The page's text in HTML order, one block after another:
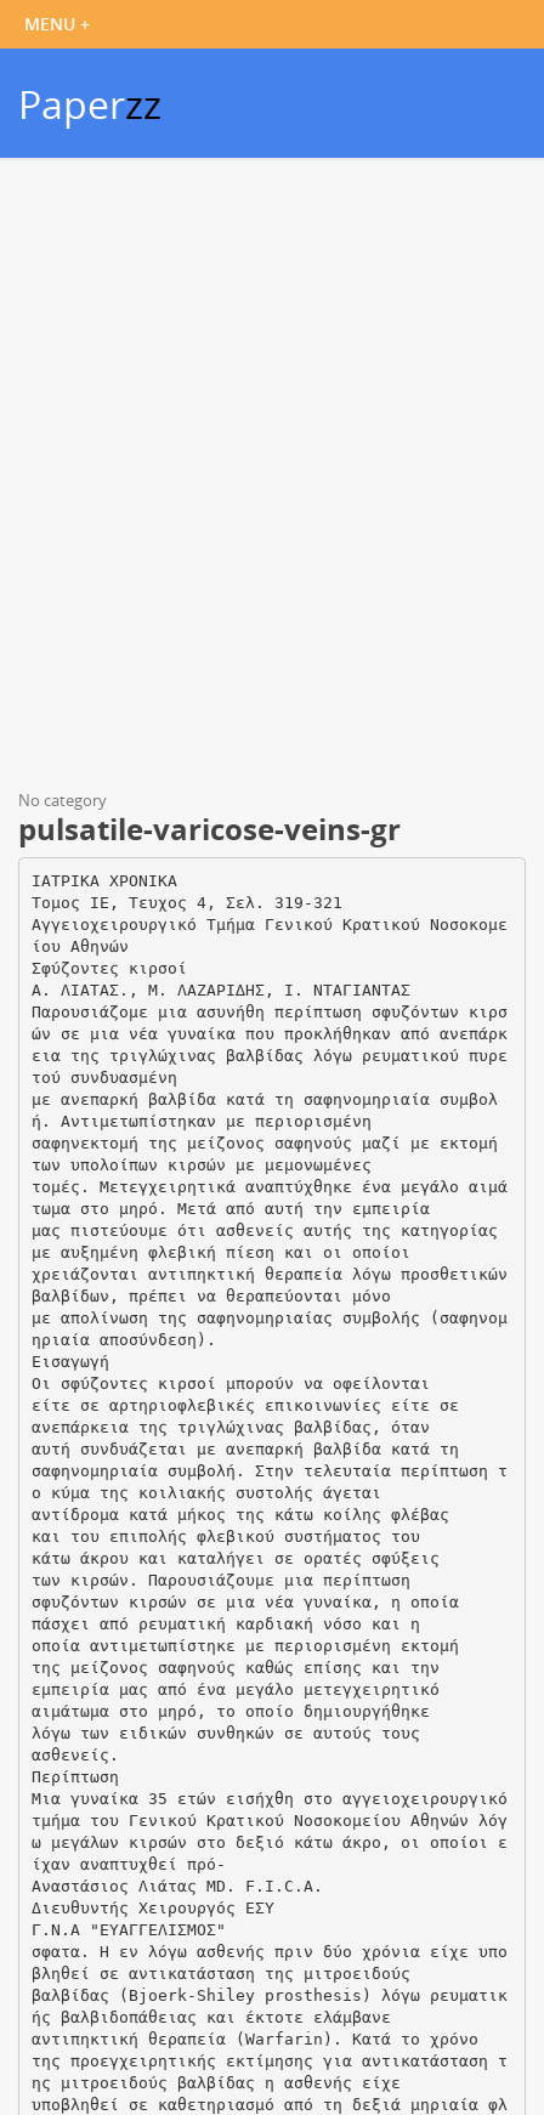
Paperzz
No category
pulsatile-varicose-veins-gr
ΙΑΤΡΙΚΑ ΧΡΟΝΙΚΑ
Τομος ΙΕ, Τευχος 4, Σελ. 319-321
Αγγειοχειρουργικό Τμήμα Γενικού Κρατικού Νοσοκομε
ίου Αθηνών
Σφύζοντες κιρσοί
Α. ΛΙΑΤΑΣ., Μ. ΛΑΖΑΡΙ∆ΗΣ, Ι. ΝΤΑΓΙΑΝΤΑΣ
Παρουσιάζομε μια ασυνήθη περίπτωση σφυζόντων κιρσ
ών σε μια νέα γυναίκα που προκλήθηκαν από ανεπάρκ
εια της τριγλώχινας βαλβίδας λόγω ρευματικού πυρε
τού συνδυασμένη
με ανεπαρκή βαλβίδα κατά τη σαφηνομηριαία συμβολ
ή. Αντιμετωπίστηκαν με περιορισμένη
σαφηνεκτομή της μείζονος σαφηνούς μαζί με εκτομή
των υπολοίπων κιρσών με μεμονωμένες
τομές. Μετεγχειρητικά αναπτύχθηκε ένα μεγάλο αιμά
τωμα στο μηρό. Μετά από αυτή την εμπειρία
μας πιστεύουμε ότι ασθενείς αυτής της κατηγορίας
με αυξημένη φλεβική πίεση και οι οποίοι
χρειάζονται αντιπηκτική θεραπεία λόγω προσθετικών
βαλβίδων, πρέπει να θεραπεύονται μόνο
με απολίνωση της σαφηνομηριαίας συμβολής (σαφηνομ
ηριαία αποσύνδεση).
Εισαγωγή
Οι σφύζοντες κιρσοί μπορούν να οφείλονται
είτε σε αρτηριοφλεβικές επικοινωνίες είτε σε
ανεπάρκεια της τριγλώχινας βαλβίδας, όταν
αυτή συνδυάζεται με ανεπαρκή βαλβίδα κατά τη
σαφηνομηριαία συμβολή. Στην τελευταία περίπτωση τ
ο κύμα της κοιλιακής συστολής άγεται
αντίδρομα κατά μήκος της κάτω κοίλης φλέβας
και του επιπολής φλεβικού συστήματος του
κάτω άκρου και καταλήγει σε ορατές σφύξεις
των κιρσών. Παρουσιάζουμε μια περίπτωση
σφυζόντων κιρσών σε μια νέα γυναίκα, η οποία
πάσχει από ρευματική καρδιακή νόσο και η
οποία αντιμετωπίστηκε με περιορισμένη εκτομή
της μείζονος σαφηνούς καθώς επίσης και την
εμπειρία μας από ένα μεγάλο μετεγχειρητικό
αιμάτωμα στο μηρό, το οποίο δημιουργήθηκε
λόγω των ειδικών συνθηκών σε αυτούς τους
ασθενείς.
Περίπτωση
Μια γυναίκα 35 ετών εισήχθη στο αγγειοχειρουργικό
τμήμα του Γενικού Κρατικού Νοσοκομείου Αθηνών λόγ
ω μεγάλων κιρσών στο δεξιό κάτω άκρο, οι οποίοι ε
ίχαν αναπτυχθεί πρό-
Αναστάσιος Λιάτας MD. F.I.C.A.
Διευθυντής Χειρουργός ΕΣΥ
Γ.Ν.Α "ΕΥΑΓΓΕΛΙΣΜΟΣ"
σφατα. Η εν λόγω ασθενής πριν δύο χρόνια είχε υπο
βληθεί σε αντικατάσταση της μιτροειδούς
βαλβίδας (Bjoerk-Shiley prosthesis) λόγω ρευματικ
ής βαλβιδοπάθειας και έκτοτε ελάμβανε
αντιπηκτική θεραπεία (Warfarin). Κατά το χρόνο
της προεγχειρητικής εκτίμησης για αντικατάσταση τ
ης μιτροειδούς βαλβίδας η ασθενής είχε
υποβληθεί σε καθετηριασμό από τη δεξιά μηριαία φλ